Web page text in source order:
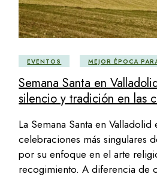
EVENTOS MEJOR ÉPOCA
Semana Santa en
silencio y tradición en las
La Semana Santa en Valladolid
celebraciones más singulares
por su enfoque en el arte
recogimiento. A diferencia de